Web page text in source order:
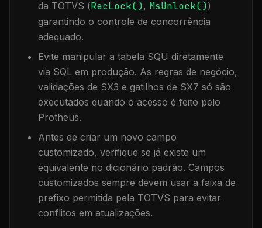
da TOTVS (RecLock(), MsUnlock())
garantindo o controle de concorrência
adequado.
Evite manipular a tabela SQU diretamente
via SQL em produção. As regras de negócio,
validações de SX3 e gatilhos de SX7 só são
executados quando o acesso é feito pelo
Protheus.
Antes de criar um novo campo
customizado, verifique se já existe um
equivalente no dicionário padrão. Campos
customizados sempre devem usar a faixa de
prefixo permitida pela TOTVS para evitar
conflitos em atualizações.